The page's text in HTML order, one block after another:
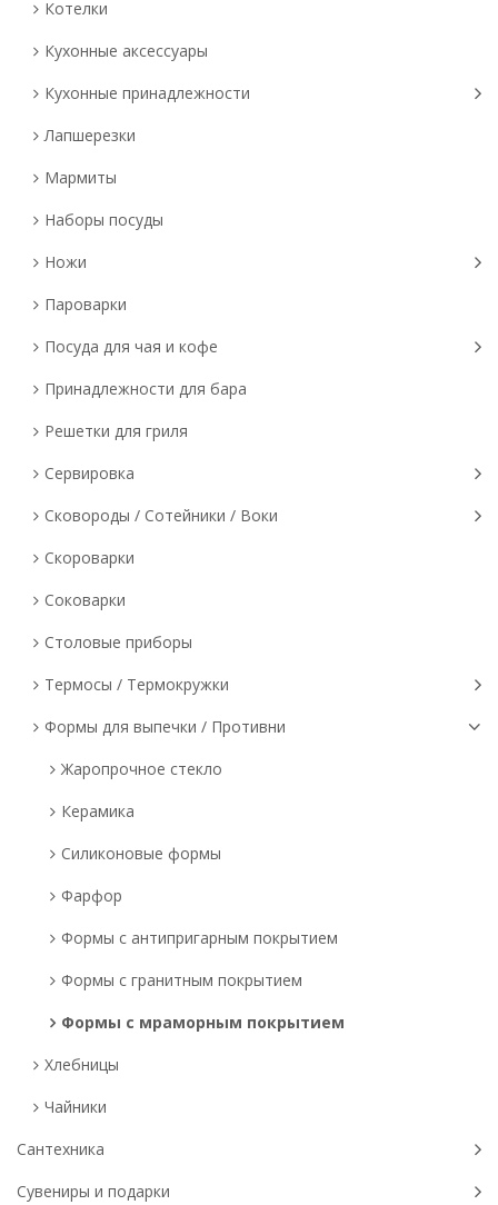
Котелки
Кухонные аксессуары
Кухонные принадлежности
Лапшерезки
Мармиты
Наборы посуды
Ножи
Пароварки
Посуда для чая и кофе
Принадлежности для бара
Решетки для гриля
Сервировка
Сковороды / Сотейники / Воки
Скороварки
Соковарки
Столовые приборы
Термосы / Термокружки
Формы для выпечки / Противни
Жаропрочное стекло
Керамика
Силиконовые формы
Фарфор
Формы с антипригарным покрытием
Формы с гранитным покрытием
Формы с мраморным покрытием
Хлебницы
Чайники
Сантехника
Сувениры и подарки